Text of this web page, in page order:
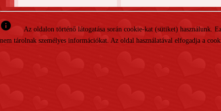
info
Az oldalon történő látogatása során cookie-kat (sütiket)
nem tárolnak személyes információkat. Az oldal használatával elfogadja a